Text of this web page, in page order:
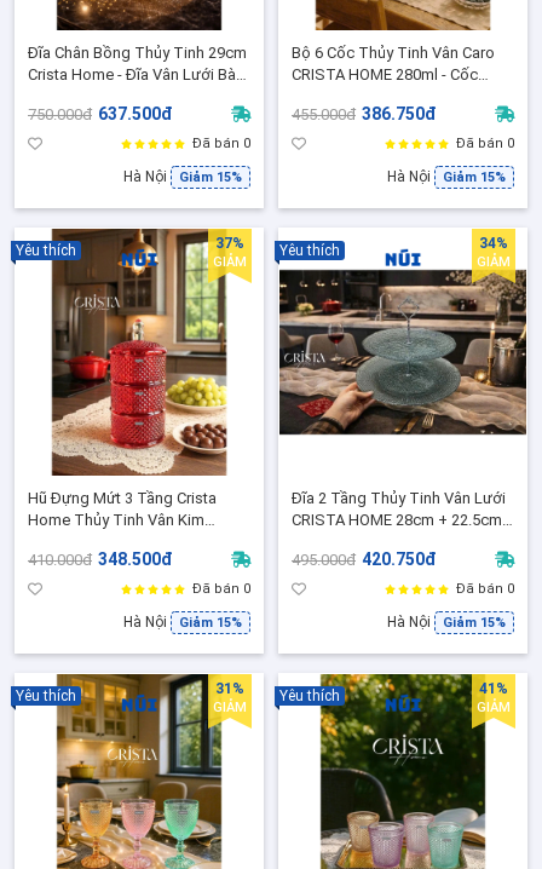
Đĩa Chân Bồng Thủy Tinh 29cm
Crista Home - Đĩa Vân Lưới Bày
(60219)
750.000đ 637.500đ
Đã bán 0
Hà Nội Giảm 15%
Bộ 6 Cốc Thủy Tinh Vân Caro
CRISTA HOME 280ml - Cốc
Tặng Sang Trọng (60201-P-
Hồng Pastel)
455.000đ 386.750đ
Đã bán 0
Hà Nội Giảm 15%
Hũ Đựng Mứt 3 Tầng Crista
Home Thủy Tinh Vân Kim
xịn, Đẹp lung linh
410.000đ 348.500đ
Đã bán 0
Hà Nội Giảm 15%
Yêu thích 37%
GIẢM
Đĩa 2 Tầng Thủy Tinh Vân Lưới
CRISTA HOME 28cm + 22.5cm
bàn trà, bàn tiếp khách 60224
495.000đ 420.750đ
Đã bán 0
Hà Nội Giảm 15%
Yêu thích 34%
GIẢM
Yêu thích 31%
GIẢM
Yêu thích 41%
GIẢM